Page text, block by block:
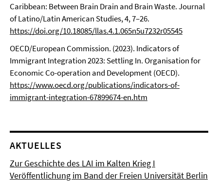
Caribbean: Between Brain Drain and Brain Waste. Journal
of Latino/Latin American Studies, 4, 7–26.
https://doi.org/10.18085/llas.4.1.065n5u7232r05545
OECD/European Commission. (2023). Indicators of
Immigrant Integration 2023: Settling In. Organisation for
Economic Co-operation and Development (OECD).
https://www.oecd.org/publications/indicators-of-
immigrant-integration-67899674-en.htm
AKTUELLES
Zur Geschichte des LAI im Kalten Krieg I
Veröffentlichung im Band der Freien Universität Berlin